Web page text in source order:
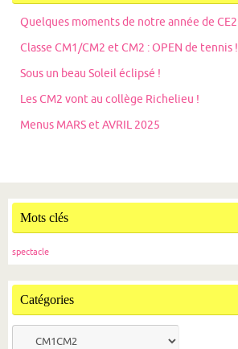
Quelques moments de notre année de CE2
Classe CM1/CM2 et CM2 : OPEN de tennis !
Sous un beau Soleil éclipsé !
Les CM2 vont au collège Richelieu !
Menus MARS et AVRIL 2025
Mots clés
spectacle
Catégories